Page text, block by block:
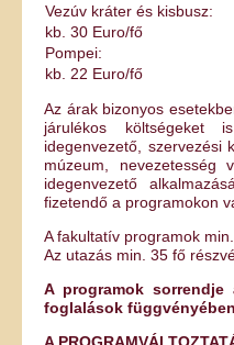
Vezúv kráter és kisbusz:
kb. 30 Euro/fő
Pompei:
kb. 22 Euro/fő
Az árak bizonyos
járulékos költségeket
idegenvezető, szervezési
múzeum,
idegenvezető
fizetendő a programokon
A fakultatív programok
Az utazás min. 35 fő
A programok
foglalások
A